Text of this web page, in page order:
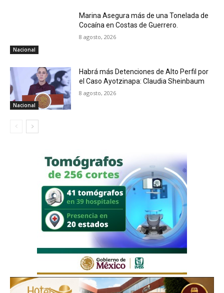
Nacional
Marina Asegura más de una Tonelada de
Cocaína en Costas de Guerrero.
8 agosto, 2026
Nacional
Habrá más Detenciones de Alto Perfil por
el Caso Ayotzinapa: Claudia Sheinbaum
8 agosto, 2026